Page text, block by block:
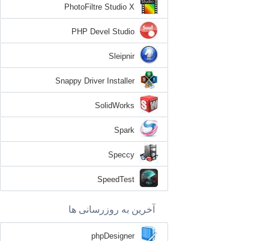
PhotoFiltre Studio X
PHP Devel Studio
Sleipnir
Snappy Driver Installer
SolidWorks
Spark
Speccy
SpeedTest
آخرین به روزرسانی ها
phpDesigner